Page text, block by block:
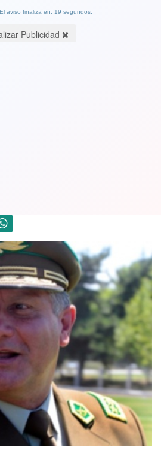
El aviso finaliza en: 19 segundos.
Publicidad